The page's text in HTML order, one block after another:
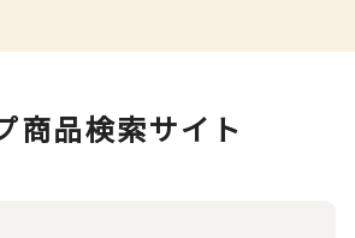
商品検索サイト